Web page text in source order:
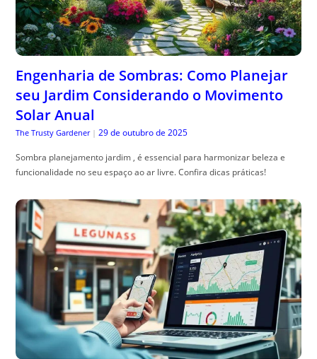
Engenharia de Sombras: Como Planejar
seu Jardim Considerando o Movimento
Solar Anual
The Trusty Gardener | 29 de outubro de 2025
Sombra planejamento jardim , é essencial para harmonizar beleza e
funcionalidade no seu espaço ao ar livre. Confira dicas práticas!